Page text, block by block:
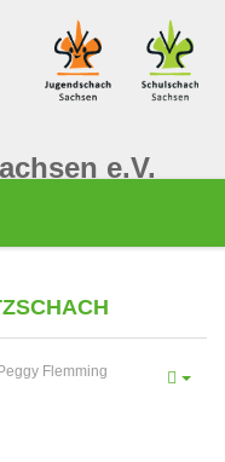
e.V.
Peggy Flemming